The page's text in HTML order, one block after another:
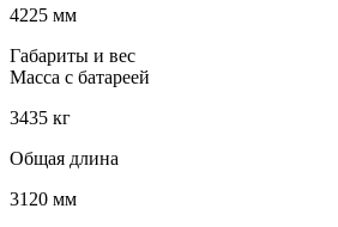
4225 мм
Габариты и вес
Масса с батареей
3435 кг
Общая длина
3120 мм